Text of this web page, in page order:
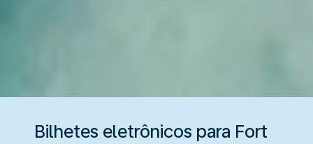
Bilhetes eletrônicos para Fort